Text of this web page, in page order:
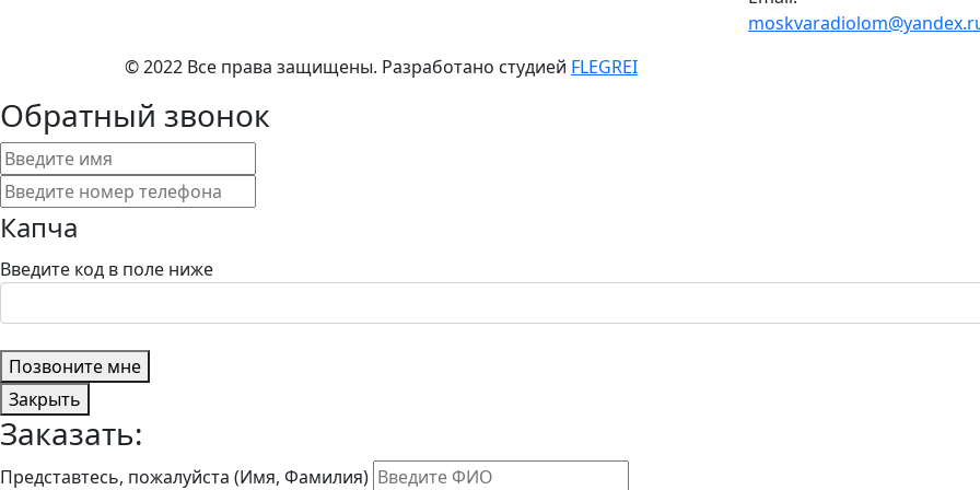
© 2022 Все права защищены. Разработано студией FLEGREI
Обратный звонок
Капча
Введите код в поле ниже
Позвоните мне
Закрыть
Заказать:
Представтесь, пожалуйста (Имя, Фамилия)